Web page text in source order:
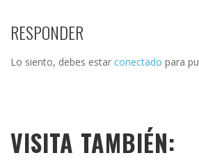
RESPONDER
Lo siento, debes estar conectado para
VISITA TAMBIÉN: